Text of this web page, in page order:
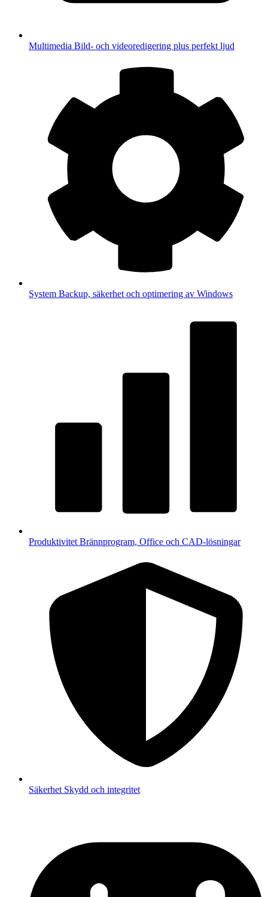
Multimedia Bild- och videoredigering plus perfekt ljud
System Backup, säkerhet och optimering av Windows
Produktivitet Brännprogram, Office och CAD-lösningar
Säkerhet Skydd och integritet